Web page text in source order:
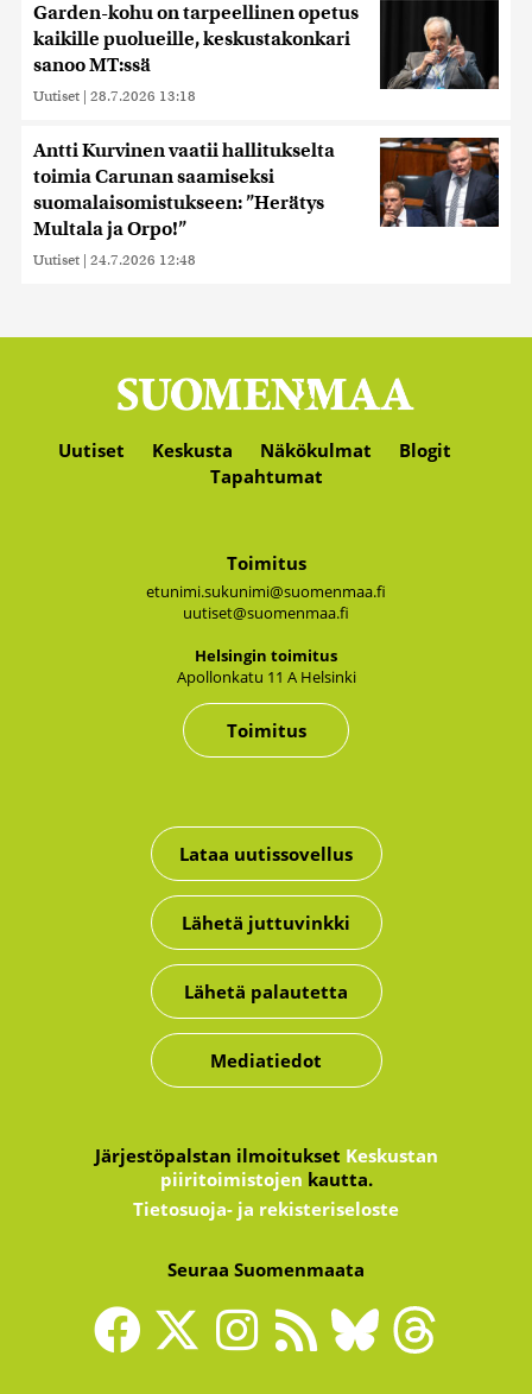
Garden-kohu on tarpeellinen opetus
kaikille puolueille, keskustakonkari
sanoo MT:ssä
Uutiset | 28.7.2026 13:18
Antti Kurvinen vaatii hallitukselta
toimia Carunan saamiseksi
suomalaisomistukseen: ”Herätys
Multala ja Orpo!”
Uutiset | 24.7.2026 12:48
Uutiset Keskusta Näkökulmat
Blogit
Tapahtumat
Toimitus
etunimi.sukunimi@suomenmaa.fi
uutiset@suomenmaa.fi
Hel­sin­gin toi­mi­tus
Apol­lon­ka­tu 11 A Hel­sin­ki
Toimitus
Lataa uutissovellus
Lähetä juttuvinkki
Lähetä palautetta
Mediatiedot
Järjestöpalstan ilmoitukset Keskustan
piiritoimistojen kautta.
Tietosuoja- ja rekisteriseloste
Seuraa Suomenmaata